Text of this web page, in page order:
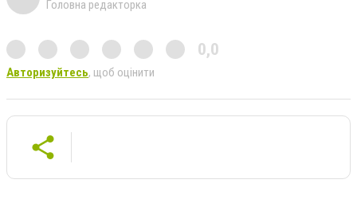
Головна редакторка
0,0
Авторизуйтесь, щоб оцінити